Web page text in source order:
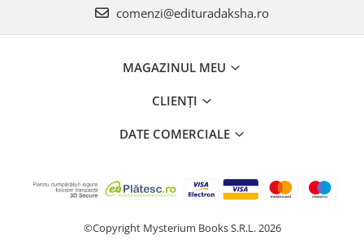
comenzi@edituradaksha.ro
MAGAZINUL MEU
CLIENȚI
DATE COMERCIALE
©Copyright Mysterium Books S.R.L. 2026